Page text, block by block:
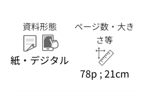
資料形態
紙・デジタル
ページ数・大き
さ等
78p ; 21cm